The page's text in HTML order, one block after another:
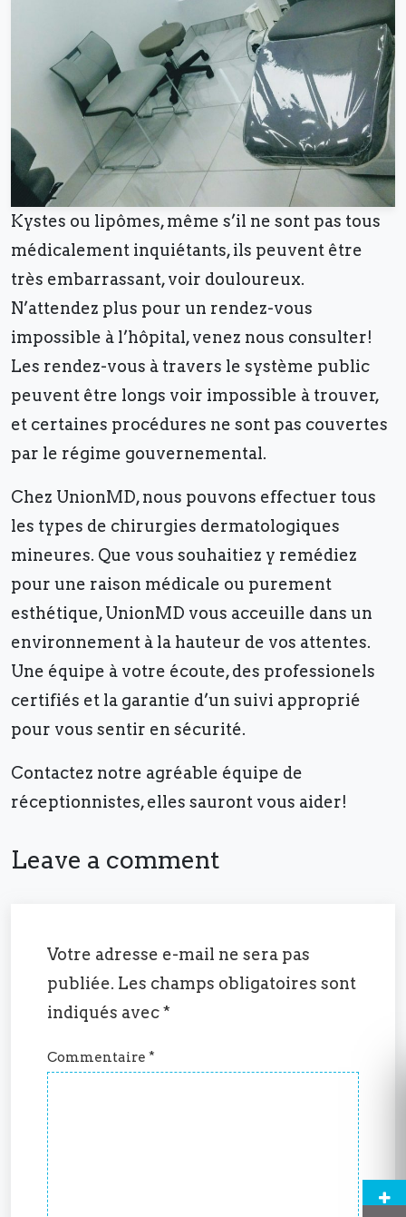
Kystes ou lipômes, même s’il ne sont pas tous
médicalement inquiétants, ils peuvent être
très embarrassant, voir douloureux.
N’attendez plus pour un rendez-vous
impossible à l’hôpital, venez nous consulter!
Les rendez-vous à travers le système public
peuvent être longs voir impossible à trouver,
et certaines procédures ne sont pas couvertes
par le régime gouvernemental.
Chez UnionMD, nous pouvons effectuer tous
les types de chirurgies dermatologiques
mineures. Que vous souhaitiez y remédiez
pour une raison médicale ou purement
esthétique, UnionMD vous acceuille dans un
environnement à la hauteur de vos attentes.
Une équipe à votre écoute, des professionels
certifiés et la garantie d’un suivi approprié
pour vous sentir en sécurité.
Contactez notre agréable équipe de
réceptionnistes, elles sauront vous aider!
Leave a comment
Votre adresse e-mail ne sera pas
publiée. Les champs obligatoires sont
indiqués avec*
Commentaire *